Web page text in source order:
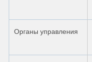
Органы управления